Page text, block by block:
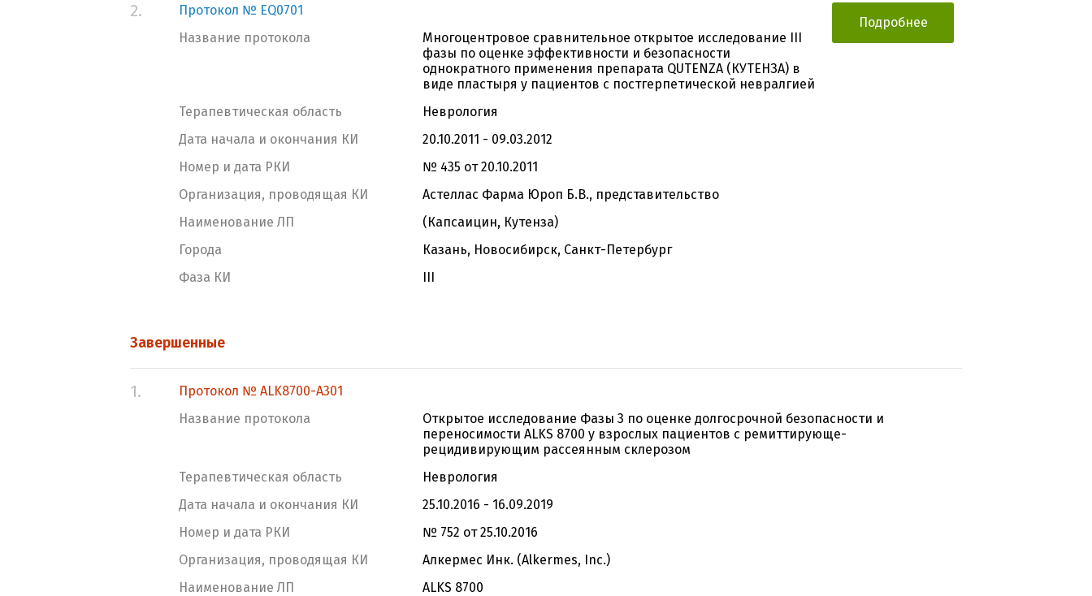
2.
Протокол № EQ0701
Название протокола
Многоцентровое сравнительное открытое исследование III
фазы по оценке эффективности и безопасности
однократного применения препарата QUTENZA (КУТЕНЗА) в
виде пластыря у пациентов c постгерпетической невралгией
Терапевтическая область
Неврология
Дата начала и окончания КИ
20.10.2011 - 09.03.2012
Номер и дата РКИ
№ 435 от 20.10.2011
Организация, проводящая КИ
Астеллас Фарма Юроп Б.В., представительство
Наименование ЛП
(Капсаицин, Кутенза)
Города
Казань, Новосибирск, Санкт-Петербург
Фаза КИ
III
Подробнее
Завершенные
1.
Протокол № ALK8700-A301
Название протокола
Открытое исследование Фазы 3 по оценке долгосрочной безопасности и
переносимости ALKS 8700 у взрослых пациентов с ремиттирующе-
рецидивирующим рассеянным склерозом
Терапевтическая область
Неврология
Дата начала и окончания КИ
25.10.2016 - 16.09.2019
Номер и дата РКИ
№ 752 от 25.10.2016
Организация, проводящая КИ
Алкермес Инк. (Alkermes, Inc.)
Наименование ЛП
ALKS 8700